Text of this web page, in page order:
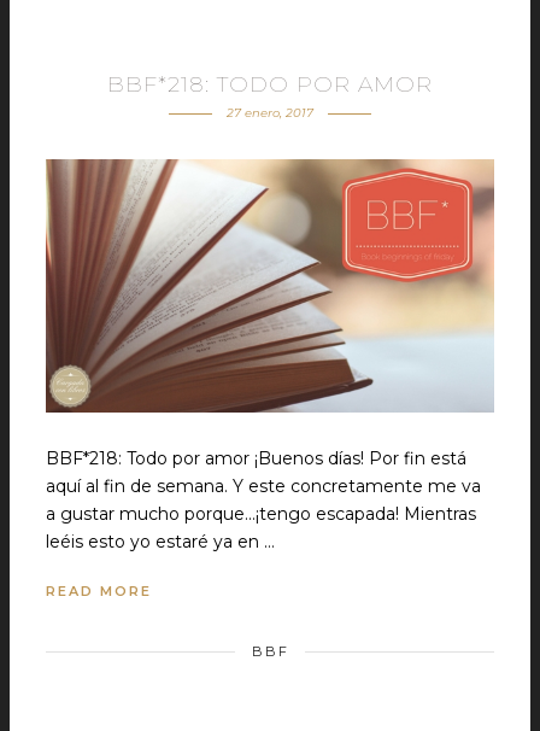
BBF*218: TODO POR AMOR
27 enero, 2017
BBF*218: Todo por amor ¡Buenos días! Por fin está
aquí al fin de semana. Y este concretamente me va
a gustar mucho porque...¡tengo escapada! Mientras
leéis esto yo estaré ya en …
READ MORE
BBF